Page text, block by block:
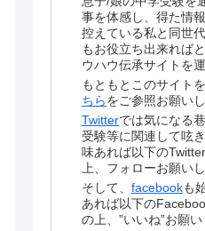
事を体感し、得た情
控えている私と同世
もお役立ち出来れば
ウハウ伝承サイトを
もともとこのサイト
ちらをご参照お願いし
Twitterでは気になる
受験等に関連して呟
味あれば以下の
上、フォローお願いし
そして、 facebookも
あれば以下の
の上、”いいね”お願い